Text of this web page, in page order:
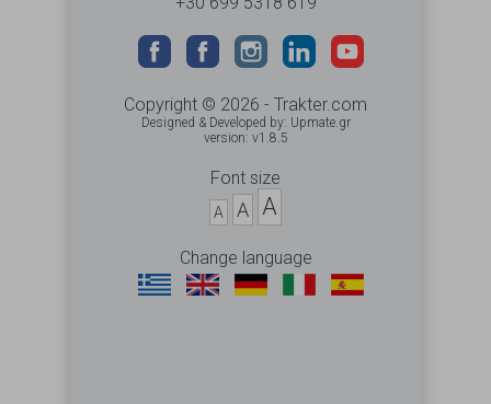
Copyright © 2026 - Trakter.com
Designed & Developed by: Upmate.gr
version: v1.8.5
Font size
A A A
Change language